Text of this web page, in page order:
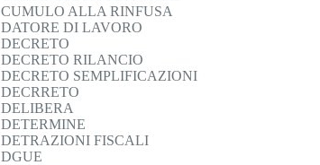
CUMULO ALLA RINFUSA
DATORE DI LAVORO
DECRETO
DECRETO RILANCIO
DECRETO SEMPLIFICAZIONI
DECRRETO
DELIBERA
DETERMINE
DETRAZIONI FISCALI
DGUE